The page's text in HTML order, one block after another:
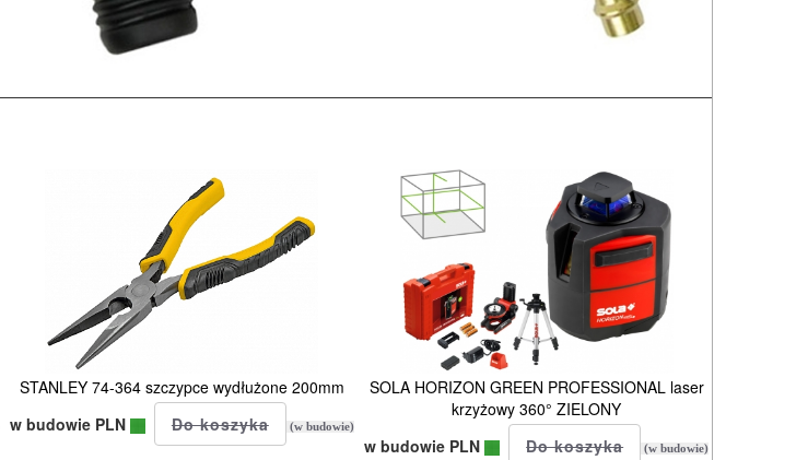
STANLEY 74-364 szczypce wydłużone 200mm
w budowie PLN
(w budowie)
SOLA HORIZON GREEN PROFESSIONAL laser
krzyżowy 360° ZIELONY
w budowie PLN
(w budowie)